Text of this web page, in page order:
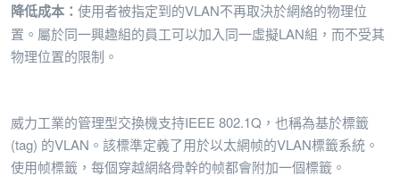
降低成本： 使用者被指定到的VLAN不再取決於網絡的物理位
置。屬於同一興趣組的員工可以加入同一虛擬LAN組，而不受其
物理位置的限制。
威力工業的管理型交換機支持IEEE 802.1Q，也稱為基於標籤
(tag) 的VLAN。該標準定義了用於以太網帧的VLAN標籤系統。
使用帧標籤，每個穿越網絡骨幹的帧都會附加一個標籤。